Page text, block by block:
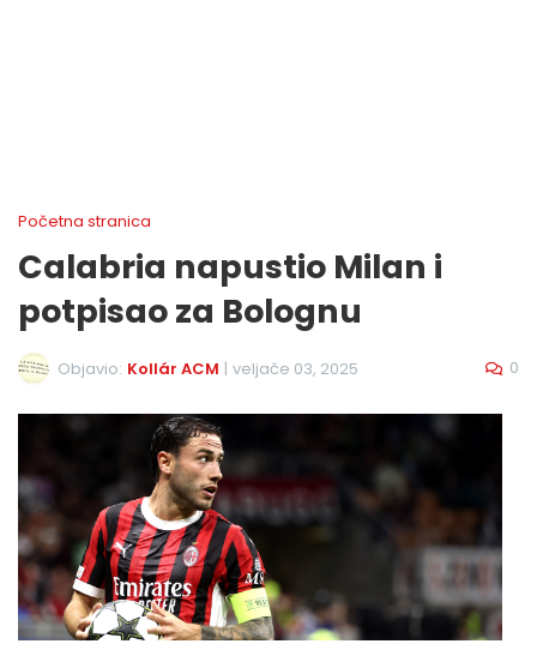
Početna stranica
Calabria napustio Milan i
potpisao za Bolognu
Objavio: Kollár ACM | veljače 03, 2025 0